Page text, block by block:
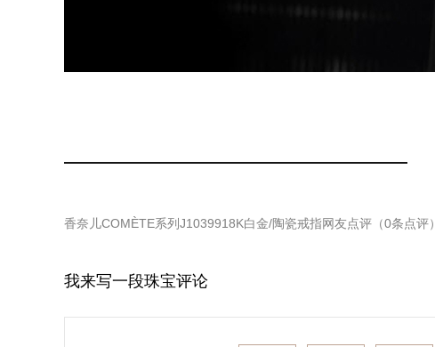
香奈儿COMÈTE系列J1039918K白金/陶瓷戒指网友点评（0条点评）
我来写一段珠宝评论